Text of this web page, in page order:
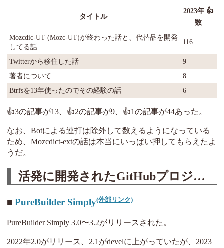
タイトル
2023年 👍
数
Mozcdic-UT (Mozc-UT)が終わった話と、代替品を開発
してる話
116
Twitterから移住した話
9
著者について
8
Btrfsを13年使ったのでその経験の話
6
👍3の記事が13、👍2の記事が9、👍1の記事が44あった。
なお、Botによる連打は除外して数えるようになっている
ため、Mozcdict-extの話は本当にいっぱい押してもらえたよ
うだ。
活発に開発されたGitHubプロジェクト
PureBuilder Simply
PureBuilder Simply 3.0〜3.2がリリースされた。
2022年2.0がリリース、2.1がdevelに上がっていたが、2023